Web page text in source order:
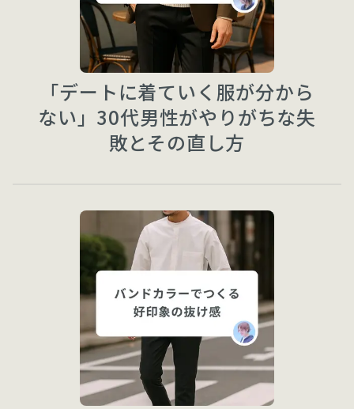
「デートに着ていく服が分から
ない」30代男性がやりがちな失
敗とその直し方